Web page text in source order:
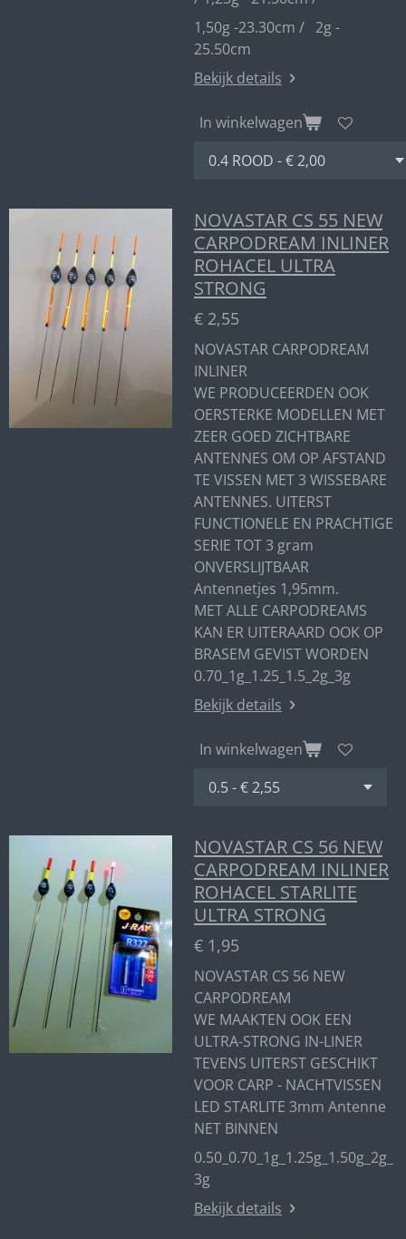
1,50g -23.30cm / 2g -
25.50cm
Bekijk details
In winkelwagen
NOVASTAR CS 55 NEW
CARPODREAM INLINER
ROHACEL ULTRA
STRONG
€ 2,55
NOVASTAR CARPODREAM
INLINER
WE PRODUCEERDEN OOK
OERSTERKE MODELLEN MET
ZEER GOED ZICHTBARE
ANTENNES OM OP AFSTAND
TE VISSEN MET 3 WISSEBARE
ANTENNES. UITERST
FUNCTIONELE EN PRACHTIGE
SERIE TOT 3 gram
ONVERSLIJTBAAR
Antennetjes 1,95mm.
MET ALLE CARPODREAMS
KAN ER UITERAARD OOK OP
BRASEM GEVIST WORDEN
0.70_1g_1.25_1.5_2g_3g
Bekijk details
In winkelwagen
NOVASTAR CS 56 NEW
CARPODREAM INLINER
ROHACEL STARLITE
ULTRA STRONG
€ 1,95
NOVASTAR CS 56 NEW
CARPODREAM
WE MAAKTEN OOK EEN
ULTRA-STRONG IN-LINER
TEVENS UITERST GESCHIKT
VOOR CARP - NACHTVISSEN
LED STARLITE 3mm Antenne
NET BINNEN
0.50_0.70_1g_1.25g_1.50g_2g_
3g
Bekijk details